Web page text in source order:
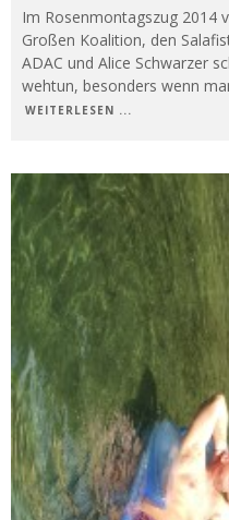
Im Rosenmontagszug 2014
Großen Koalition, den
ADAC und Alice Schwarzer
wehtun, besonders wenn
WEITERLESEN ...